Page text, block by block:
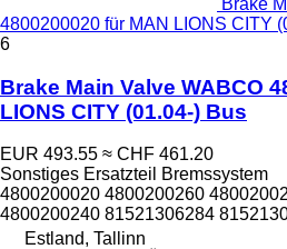
4800200020 für MAN LIONS CITY
6
Brake Main Valve WABCO
LIONS CITY (01.04-) Bus
EUR 493.55 ≈ CHF 461.20
Sonstiges Ersatzteil Bremssystem
4800200020 4800200260
4800200240 81521306284
Estland, Tallinn